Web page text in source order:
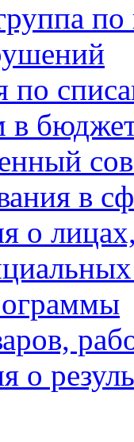
по
в
в
о
о